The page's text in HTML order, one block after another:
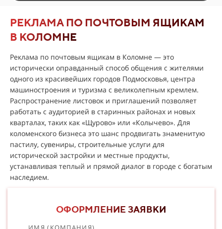
РЕКЛАМА ПО ПОЧТОВЫМ ЯЩИКАМ
В КОЛОМНЕ
Реклама по почтовым ящикам в Коломне — это
исторически оправданный способ общения с жителями
одного из красивейших городов Подмосковья, центра
машиностроения и туризма с великолепным кремлем.
Распространение листовок и приглашений позволяет
работать с аудиторией в старинных районах и новых
кварталах, таких как «Щурово» или «Колычево». Для
коломенского бизнеса это шанс продвигать знаменитую
пастилу, сувениры, строительные услуги для
исторической застройки и местные продукты,
устанавливая теплый и прямой диалог в городе с богатым
наследием.
ОФОРМЛЕНИЕ ЗАЯВКИ